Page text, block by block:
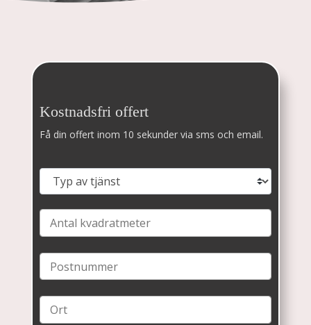
Kostnadsfri offert
Få din offert inom 10 sekunder via sms och email.